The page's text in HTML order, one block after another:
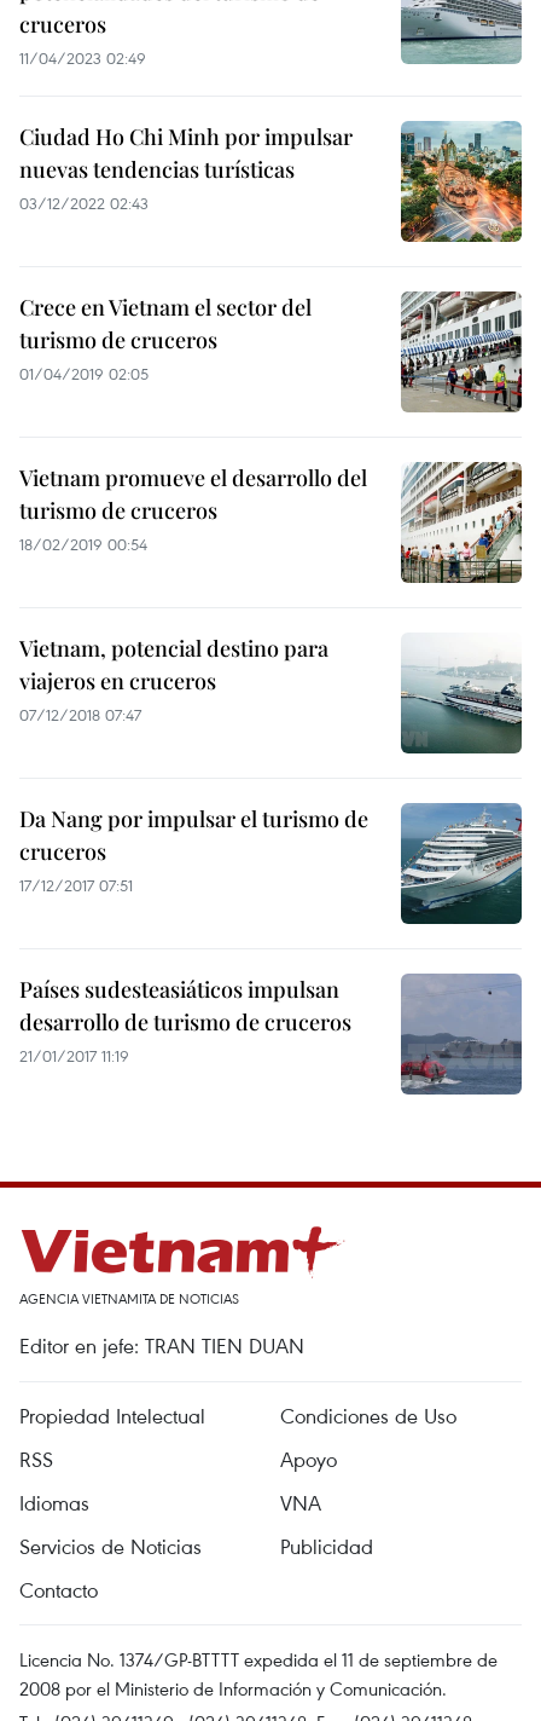
cruceros
11/04/2023 02:49
Ciudad Ho Chi Minh por impulsar
nuevas tendencias turísticas
03/12/2022 02:43
Crece en Vietnam el sector del
turismo de cruceros
01/04/2019 02:05
Vietnam promueve el desarrollo del
turismo de cruceros
18/02/2019 00:54
Vietnam, potencial destino para
viajeros en cruceros
07/12/2018 07:47
Da Nang por impulsar el turismo de
cruceros
17/12/2017 07:51
Países sudesteasiáticos impulsan
desarrollo de turismo de cruceros
21/01/2017 11:19
AGENCIA VIETNAMITA DE NOTICIAS
Editor en jefe: TRAN TIEN DUAN
Propiedad Intelectual
Condiciones de Uso
RSS
Apoyo
Idiomas
VNA
Servicios de Noticias
Publicidad
Contacto
Licencia No. 1374/GP-BTTTT expedida el 11 de septiembre de
2008 por el Ministerio de Información y Comunicación.